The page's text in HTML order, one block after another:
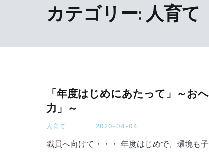
カテゴリー:人育て
「年度はじめにあたって」～お
力」～
人育て 2020-04-04
職員へ向けて・・・ 年度はじめで、環境も